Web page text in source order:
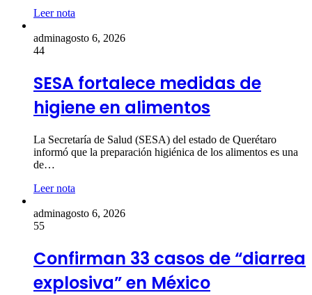
Leer nota
adminagosto 6, 2026
44
SESA fortalece medidas de
higiene en alimentos
La Secretaría de Salud (SESA) del estado de Querétaro
informó que la preparación higiénica de los alimentos es una
de…
Leer nota
adminagosto 6, 2026
55
Confirman 33 casos de “diarrea
explosiva” en México